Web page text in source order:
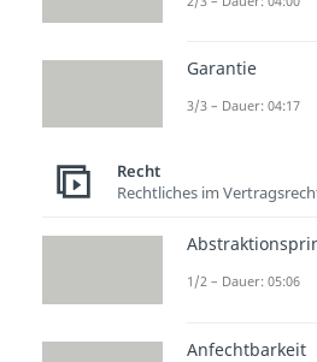
Du möchtest
einem
Riegel kostet
stellst fest,
Deshalb wirfst
Münze mit
hat. Der
und du nimmst
Garantie
3/3 – Dauer: 04:17
Recht
Rechtliches im
1/2 – Dauer: 05:06
Anfechtbarkeit